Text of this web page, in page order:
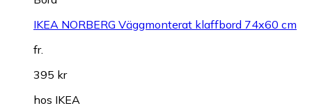
IKEA NORBERG Väggmonterat klaffbord 74x60 cm
fr.
395 kr
hos IKEA